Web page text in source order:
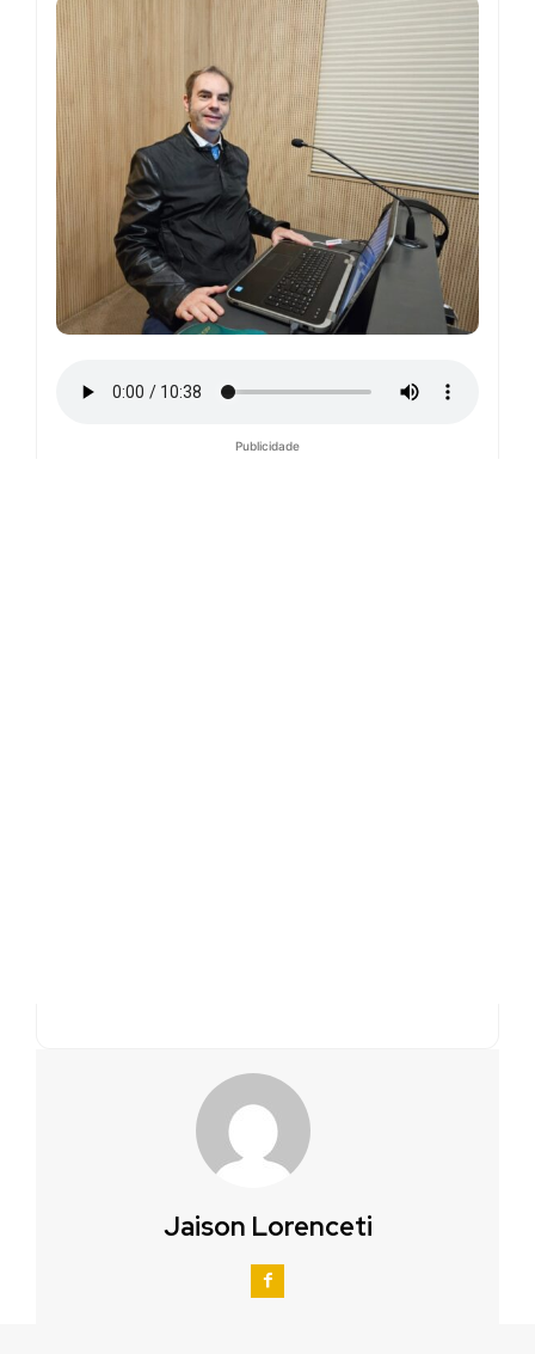
Publicidade
Jaison Lorenceti